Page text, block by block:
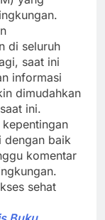
di seluruh
saat ini
informasi
dimudahkan
ini.
dengan baik
komentar
sehat